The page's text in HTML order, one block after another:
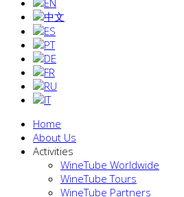
Home
About Us
Activities
WineTube Worldwide
WineTube Tours
WineTube Partners